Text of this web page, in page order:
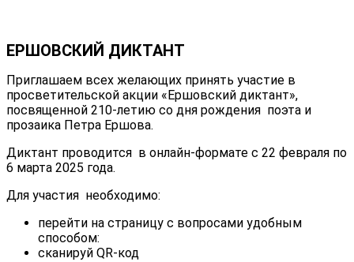
ЕРШОВСКИЙ ДИКТАНТ
Приглашаем всех желающих принять участие в
просветительской акции «Ершовский диктант»,
посвященной 210-летию со дня рождения поэта и
прозаика Петра Ершова.
Диктант проводится в онлайн-формате с 22 февраля по
6 марта 2025 года.
Для участия необходимо:
перейти на страницу с вопросами удобным
способом:
сканируй QR-код